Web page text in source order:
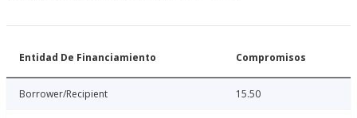
Entidad De Financiamiento Compromisos
Borrower/Recipient 15.50